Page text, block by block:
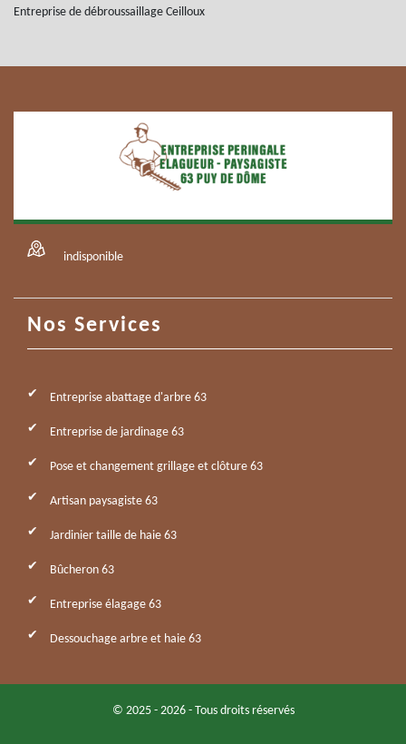
Entreprise de débroussaillage Ceilloux
indisponible
Nos Services
Entreprise abattage d'arbre 63
Entreprise de jardinage 63
Pose et changement grillage et clôture 63
Artisan paysagiste 63
Jardinier taille de haie 63
Bûcheron 63
Entreprise élagage 63
Dessouchage arbre et haie 63
© 2025 - 2026 - Tous droits réservés